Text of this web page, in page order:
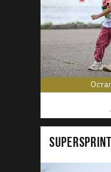
SUPERSPRINT